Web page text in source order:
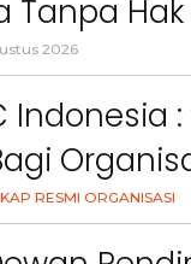
Tanpa
2026
Indonesia
Izin”
RESMI ORGANISASI